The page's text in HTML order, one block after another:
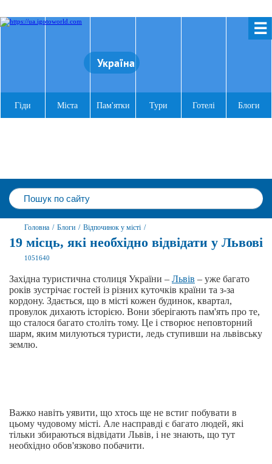
☰
Україна
Гіди Міста Пам'ятки Тури Готелі Блоги
Головна / Блоги / Відпочинок у місті /
19 місць, які необхідно відвідати у Львові
1051640
Західна туристична столиця України – Львів – уже багато
років зустрічає гостей із різних куточків країни та з-за
кордону. Здається, що в місті кожен будинок, квартал,
провулок дихають історією. Вони зберігають пам'ять про те,
що сталося багато століть тому. Це і створює неповторний
шарм, яким милуються туристи, ледь ступивши на львівську
землю.
Важко навіть уявити, що хтось ще не встиг побувати в
цьому чудовому місті. Але насправді є багато людей, які
тільки збираються відвідати Львів, і не знають, що тут
необхідно обов'язково побачити.